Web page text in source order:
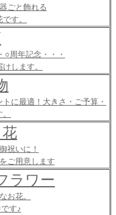
ごと飾れる
す。
○周年記念・・・
します。
に最適！大きさ・ご予算・
祝いに！
ご用意します
ラワー
お花。
す♪